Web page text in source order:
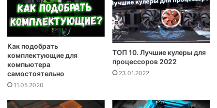
Как подобрать
комплектующие для
компьютера
самостоятельно
11.05.2020
ТОП 10. Лучшие кулеры для
процессоров 2022
23.01.2022